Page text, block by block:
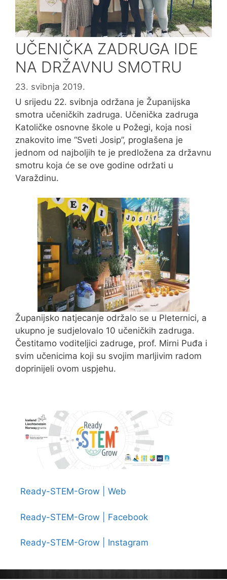
UČENIČKA ZADRUGA IDE
NA DRŽAVNU SMOTRU
23. svibnja 2019.
U srijedu 22. svibnja održana je Županijska
smotra učeničkih zadruga. Učenička zadruga
Katoličke osnovne škole u Požegi, koja nosi
znakovito ime “Sveti Josip”, proglašena je
jednom od najboljih te je predložena za državnu
smotru koja će se ove godine održati u
Varaždinu.
Županijsko natjecanje održalo se u Pleternici, a
ukupno je sudjelovalo 10 učeničkih zadruga.
Čestitamo voditeljici zadruge, prof. Mirni Puđa i
svim učenicima koji su svojim marljivim radom
doprinijeli ovom uspjehu.
Ready-STEM-Grow | Web
Ready-STEM-Grow | Facebook
Ready-STEM-Grow | Instagram